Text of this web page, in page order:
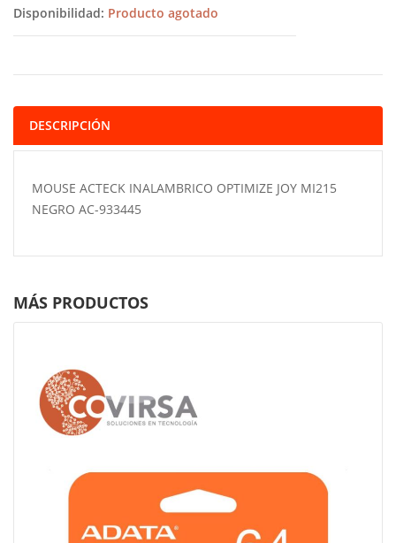
Disponibilidad: Producto agotado
DESCRIPCIÓN
MOUSE ACTECK INALAMBRICO OPTIMIZE JOY MI215
NEGRO AC-933445
MÁS PRODUCTOS